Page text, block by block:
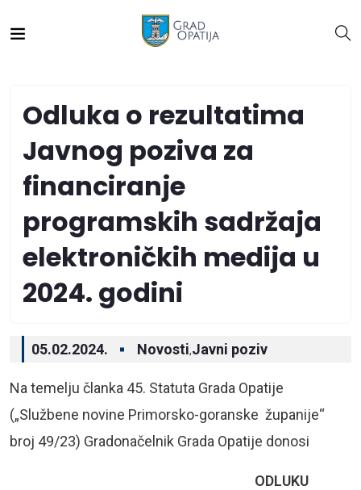
Odluka o rezultatima
Javnog poziva za
financiranje
programskih sadržaja
elektroničkih medija u
2024. godini
05.02.2024. Novosti,Javni poziv
Na temelju članka 45. Statuta Grada Opatije
(„Službene novine Primorsko-goranske županije“
broj 49/23) Gradonačelnik Grada Opatije donosi
ODLUKU